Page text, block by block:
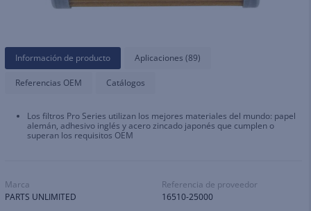
Información de producto Aplicaciones (89)
Referencias OEM Catálogos
Los filtros Pro Series utilizan los mejores materiales del mundo: papel
alemán, adhesivo inglés y acero zincado japonés que cumplen o
superan los requisitos OEM
Marca
PARTS UNLIMITED
Referencia de proveedor
16510-25000